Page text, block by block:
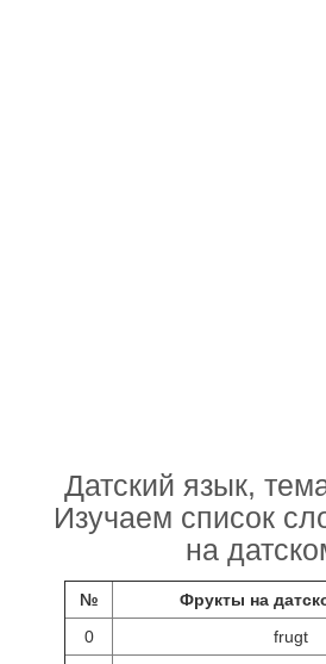
Датский язык,
Изучаем список
на
№
Фрукты на
0
frugt